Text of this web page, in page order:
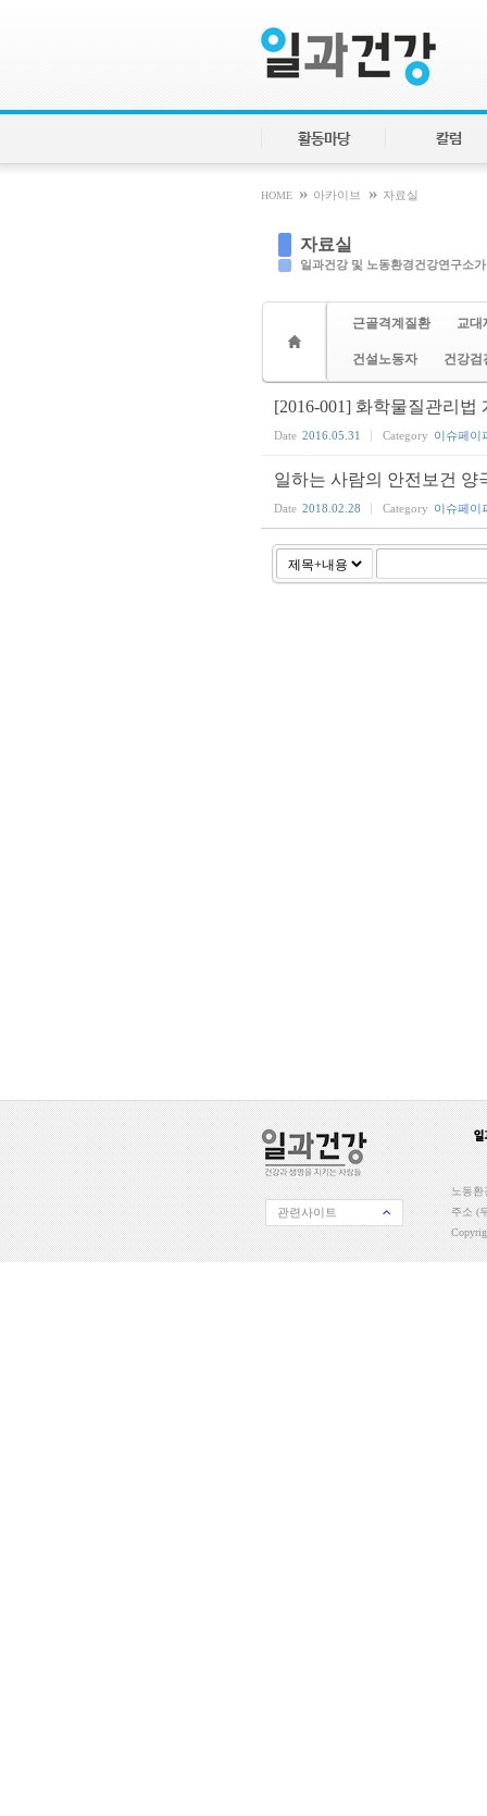
활동마당 칼럼
HOME » 아카이브 » 자료실
자료실
일과건강 및 노동환경건강연구소
근골격계질환 교대
건설노동자 건강검
[2016-001] 화학물질관리법
Date 2016.05.31 Category 이슈페이
일하는 사람의 안전보건 양
Date 2018.02.28 Category 이슈페이
관련사이트
노동환
주소 (